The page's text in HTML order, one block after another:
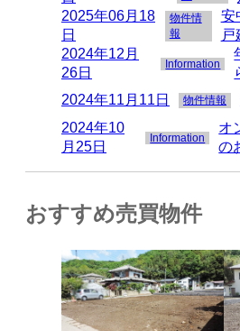
2025年06月18
日
物件情
報
安
戸
2024年12月
26日
Information
2024年11月11日
物件情報
2024年10
月25日
Information
オ
の
おすすめ売買物件